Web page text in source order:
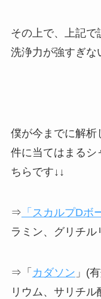
その上で、上記で
洗浄力が強すぎな
僕が今までに解析
件に当てはまるシ
ちらです↓↓
⇒ 「スカルプDボ
ラミン、グリチル
⇒「 カダソン 」(
リウム、サリチル